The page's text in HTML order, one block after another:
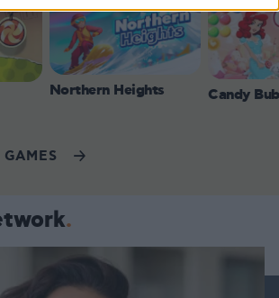
Northern Heights Candy